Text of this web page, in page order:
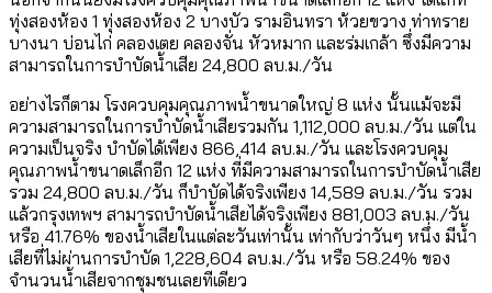
ทุ่งสองห้อง 1 ทุ่งสองห้อง 2 บางบัว รามอินทรา ห้วยขวาง ท่าทราย
บางนา บ่อนไก่ คลองเตย คลองจั่น หัวหมาก และร่มเกล้า ซึ่งมีความ
สามารถในการบำบัดน้ำเสีย 24,800 ลบ.ม./วัน
อย่างไรก็ตาม โรงควบคุมคุณภาพน้ำขนาดใหญ่ 8 แห่ง นั้นแม้จะมี
ความสามารถในการบำบัดน้ำเสียรวมกัน 1,112,000 ลบ.ม./วัน แต่ใน
ความเป็นจริง บำบัดได้เพียง 866,414 ลบ.ม./วัน และโรงควบคุม
คุณภาพน้ำขนาดเล็กอีก 12 แห่ง ที่มีความสามารถในการบำบัดน้ำเสีย
รวม 24,800 ลบ.ม./วัน ก็บำบัดได้จริงเพียง 14,589 ลบ.ม./วัน รวม
แล้วกรุงเทพฯ สามารถบำบัดน้ำเสียได้จริงเพียง 881,003 ลบ.ม./วัน
หรือ 41.76% ของน้ำเสียในแต่ละวันเท่านั้น เท่ากับว่าวันๆ หนึ่ง มีน้ำ
เสียที่ไม่ผ่านการบำบัด 1,228,604 ลบ.ม./วัน หรือ 58.24% ของ
จำนวนน้ำเสียจากชุมชนเลยทีเดียว